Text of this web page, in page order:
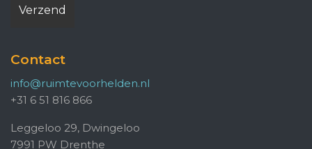
Contact
info@ruimtevoorhelden.nl
+31 6 51 816 866
Leggeloo 29, Dwingeloo
7991 PW Drenthe